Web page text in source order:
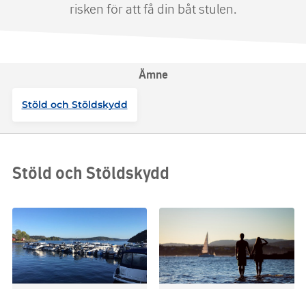
risken för att få din båt stulen.
Ämne
Stöld och Stöldskydd
Stöld och Stöldskydd